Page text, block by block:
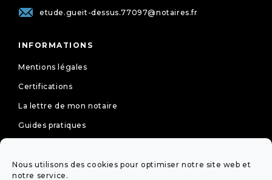
Nous utilisons des cookies pour optimiser notre site web et
notre service.
etude.gueit-dessus.77097@notaires.fr
INFORMATIONS
Mentions légales
Certifications
La lettre de mon notaire
Guides pratiques
Politique de cookies (UE)